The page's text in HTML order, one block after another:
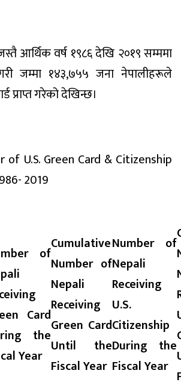
आर्थिक वर्ष १९८६ देखि २०१९ सम्ममा
जम्मा १४३,७५५ जना नेपालीहरूले
प्राप्त गरेको देखिन्छ।
of U.S. Green Card & Citizenship
2019
of
Card
the
Year
Cumulative
Number of
Nepali
Receiving
Green Card
Until the
Fiscal Year
Number of
Nepali
Receiving
U.S.
Citizenship
During the
Fiscal Year